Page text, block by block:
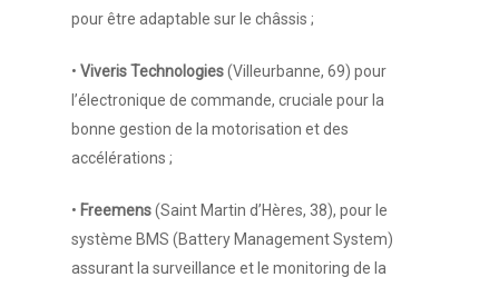
pour être adaptable sur le châssis ;
• Viveris Technologies(Villeurbanne, 69) pour
l’électronique de commande, cruciale pour la
bonne gestion de la motorisation et des
accélérations ;
• Freemens(Saint Martin d’Hères, 38), pour le
système BMS (Battery Management System)
assurant la surveillance et le monitoring de la